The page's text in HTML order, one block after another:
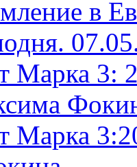
в
Марка 3:
Марка